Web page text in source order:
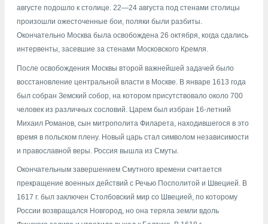
августе подошло к столице. 22—24 августа под стенами столицы
произошли ожесточенные бои, поляки были разбиты.
Окончательно Москва была освобождена 26 октября, когда сдались
интервенты, засевшие за стенами Московского Кремля.
После освобождения Москвы второй важнейшей задачей было
восстановление центральной власти в Москве. В январе 1613 года
был собран Земский собор, на котором присутствовало около 700
человек из различных сословий. Царем был избран 16-летний
Михаил Романов, сын митрополита Филарета, находившегося в это
время в польском плену. Новый царь стал символом независимости
и православной веры. Россия вышла из Смуты.
Окончательным завершением Смутного времени считается
прекращение военных действий с Речью Посполитой и Швецией. В
1617 г. был заключен Столбовский мир со Швецией, по которому
России возвращался Новгород, но она теряла земли вдоль